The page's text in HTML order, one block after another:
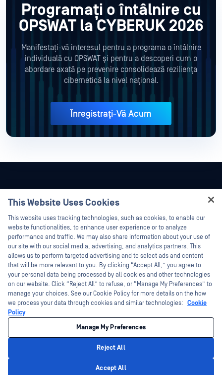
Programați o întâlnire cu
OPSWAT la CYBERUK 2026
Manifestați-vă interesul pentru a programa o întâlnire
individuală cu OPSWAT și pentru a descoperi cum o
abordare axată pe prevenire consolidează reziliența
cibernetică la nivel național.
Înregistrați-Vă Acum
©2026 OPSWAT . Toate drepturile rezervate. OPSWAT, MetaDefender, Metascan,
MetaAccess, OPSWAT , Trust no File. Trust No Device., OPSWAT , Protecting the
World's Critical Infrastructure, Deep CDR™ Technology, InQuest, logo-ul InQuest,
DFI, RetroHunt, Deep File Inspection și Join the Hunt sunt mărci comerciale ale
OPSWAT . Mărcile comerciale ale terților sunt proprietatea deținătorilor respectivi.
Politica de confidențialitate
Opțiunile dumneavoastră de
This Website Uses Cookies
This website uses tracking technologies, such as cookies, to enable our
website functionalities, to enhance user experience or to analyze
performance and traffic. We may also share information about your use of
our site with our social media, advertising, and analytics partners. This
allows us to perform targeted advertising and to select ads and content
that will be more relevant to you. By clicking “Accept All,” you agree to
your personal data being processed by all cookies and other technologies
on our website. Click “Reject All” to refuse, or “Manage My Preferences” to
manage your choices. See our Cookie Policy for more details on the how
we process your data through cookies and similar technologies: Cookie
Policy
Manage My Preferences
Reject All
Accept All
Hey there!
I'm Ozzy, your OPSWAT virtual assistant.
How can I help you secure what's critical
today?